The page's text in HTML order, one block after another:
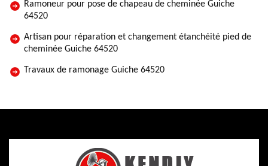
Ramoneur pour pose de chapeau de cheminée Guiche
64520
Artisan pour réparation et changement étanchéité pied de
cheminée Guiche 64520
Travaux de ramonage Guiche 64520